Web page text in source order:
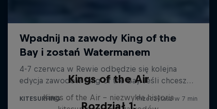
Kings of the Air
Kings of the Air - niezwykła historia
Rozdział 1: